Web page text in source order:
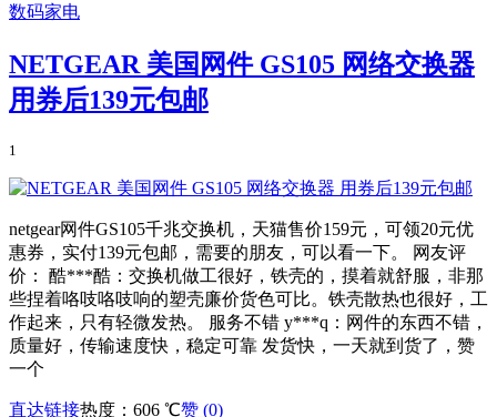
数码家电
NETGEAR 美国网件 GS105 网络交换器
用券后139元包邮
1
netgear网件GS105千兆交换机，天猫售价159元，可领20元优
惠券，实付139元包邮，需要的朋友，可以看一下。 网友评
价： 酷***酷：交换机做工很好，铁壳的，摸着就舒服，非那
些捏着咯吱咯吱响的塑壳廉价货色可比。铁壳散热也很好，工
作起来，只有轻微发热。 服务不错 y***q：网件的东西不错，
质量好，传输速度快，稳定可靠 发货快，一天就到货了，赞
一个
直达链接热度：606 ℃赞 (0)